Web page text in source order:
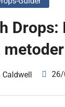
Drops:
metoder